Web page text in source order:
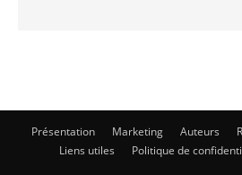
Présentation Marketing Auteurs
Liens utiles
Politique de